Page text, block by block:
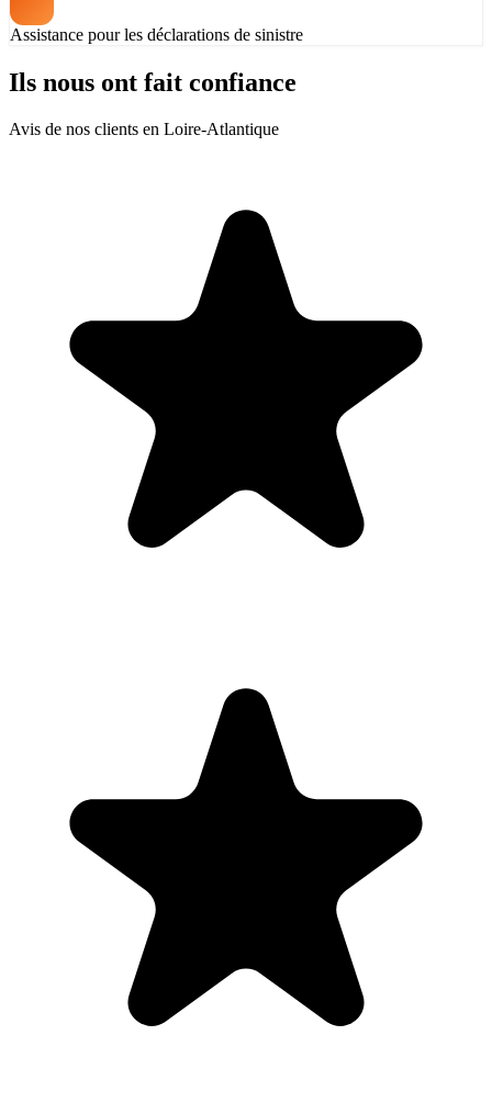
Assistance pour les déclarations de sinistre
Ils nous ont fait confiance
Avis de nos clients en Loire-Atlantique